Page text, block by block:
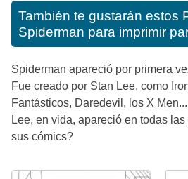
También te gustarán estos
Spiderman para imprimir
Spiderman apareció por primera
Fue creado por Stan Lee, como
Fantásticos, Daredevil, los X
Lee, en vida, apareció en todas
sus cómics?